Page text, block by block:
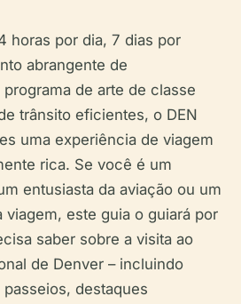
horas por dia, 7 dias por
abrangente de
de arte de classe
trânsito eficientes, o DEN
uma experiência de viagem
rica. Se você é um
entusiasta da aviação ou um
viagem, este guia o guiará por
saber sobre a visita ao
de Denver – incluindo
destaques